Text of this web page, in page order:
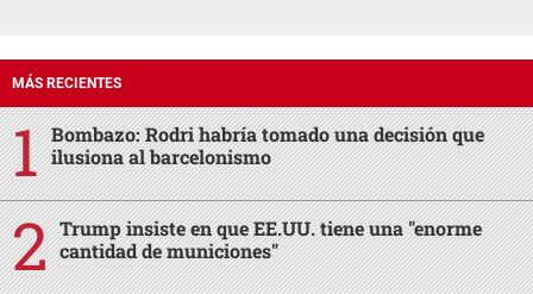
MÁS RECIENTES
Bombazo: Rodri habría tomado una decisión que
ilusiona al barcelonismo
Trump insiste en que EE.UU. tiene una "enorme
cantidad de municiones"